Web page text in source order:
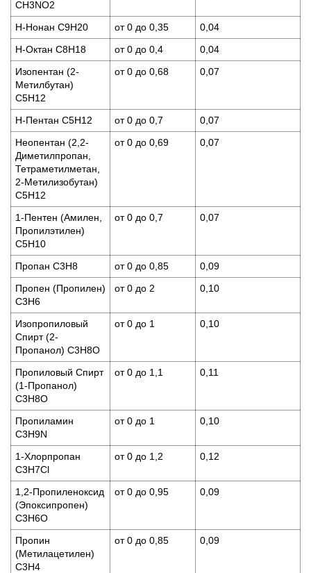
CH3NO2
Н-Нонан C9H20 от 0 до 0,35
0,04
Н-Октан C8H18
от 0 до 0,4
0,04
Изопентан (2-
Метилбутан)
C5H12
от 0 до 0,68 0,07
Н-Пентан С5Н12 от 0 до 0,7
0,07
Неопентан (2,2-
Диметилпропан,
Тетраметилметан,
2-Метилизобутан)
С5Н12
от 0 до 0,69 0,07
1-Пентен (Амилен,
Пропилэтилен)
С5Н10
от 0 до 0,7 0,07
Пропан C3H8 от 0 до 0,85
0,09
Пропен (Пропилен)
C3H6
от 0 до 2 0,10
Изопропиловый
Спирт (2-
Пропанол) C3H8O
от 0 до 1 0,10
Пропиловый Спирт
(1-Пропанол)
C3H8O
от 0 до 1,1 0,11
Пропиламин
C3H9N
от 0 до 1 0,10
1-Хлорпропан
C3H7Cl
от 0 до 1,2 0,12
1,2-Пропиленоксид
(Эпоксипропен)
C3H6O
от 0 до 0,95 0,09
Пропин
(Метилацетилен)
C3H4
от 0 до 0,85 0,09